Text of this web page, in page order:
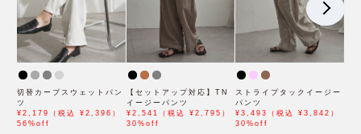
切替カーブスウェットパン
ツ
¥2,179（税込 ¥2,396）
56%off
【セットアップ対応】TN
イージーパンツ
¥2,541（税込 ¥2,795）
30%off
ストライプタックイージー
パンツ
¥3,493（税込 ¥3,842）
30%off